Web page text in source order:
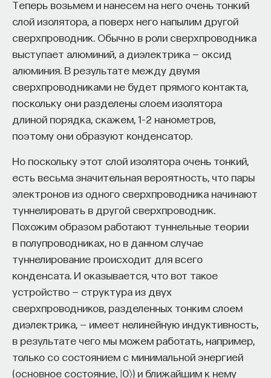
Теперь возьмем и нанесем на него очень тонкий
слой изолятора, а поверх него напылим другой
сверхпроводник. Обычно в роли сверхпроводника
выступает алюминий, а диэлектрика — оксид
алюминия. В результате между двумя
сверхпроводниками не будет прямого контакта,
поскольку они разделены слоем изолятора
длиной порядка, скажем, 1–2 нанометров,
поэтому они образуют конденсатор.
Но поскольку этот слой изолятора очень тонкий,
есть весьма значительная вероятность, что пары
электронов из одного сверхпроводника начинают
туннелировать в другой сверхпроводник.
Похожим образом работают туннельные теории
в полупроводниках, но в данном случае
туннелирование происходит для всего
конденсата. И оказывается, что вот такое
устройство — структура из двух
сверхпроводников, разделенных тонким слоем
диэлектрика, — имеет нелинейную индуктивность,
в результате чего мы можем работать, например,
только со состоянием с минимальной энергией
(основное состояние, |0〉) и ближайшим к нему